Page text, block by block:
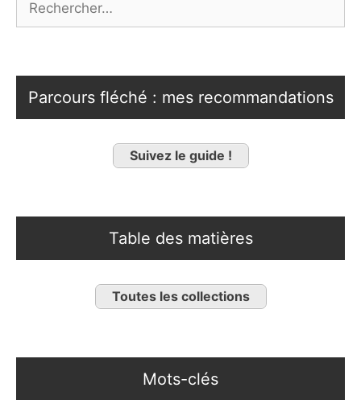
Parcours fléché : mes recommandations
Suivez le guide !
Table des matières
Toutes les collections
Mots-clés